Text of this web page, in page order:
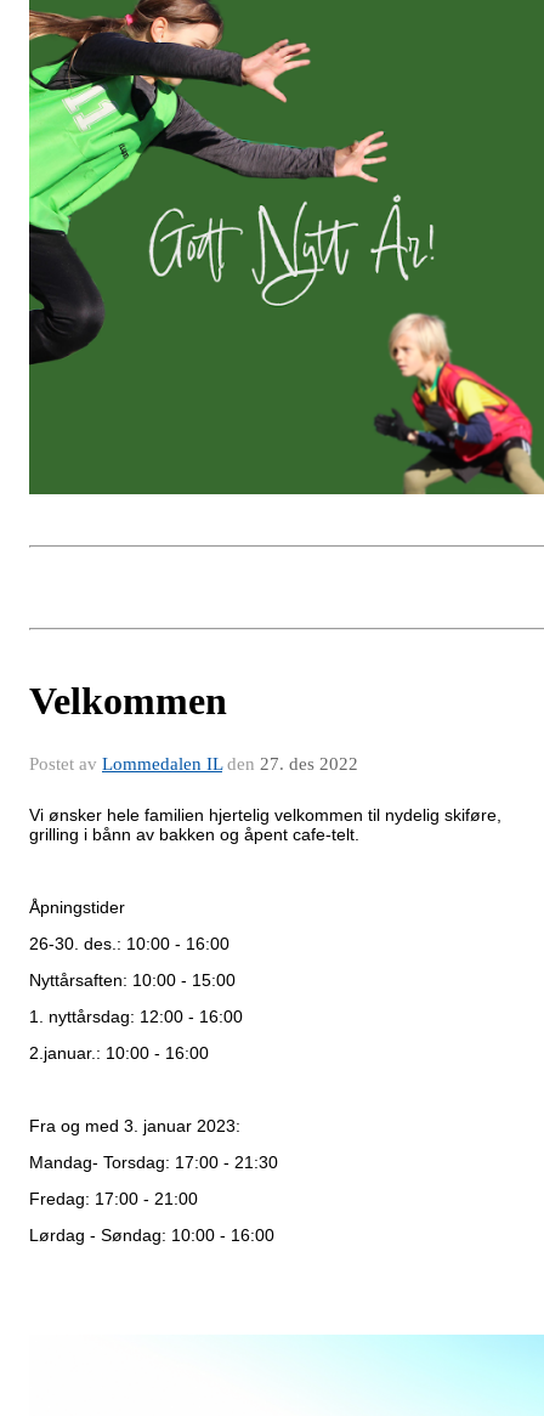
Velkommen
Postet av Lommedalen ILden 27. des 2022
Vi ønsker hele familien hjertelig velkommen til nydelig skiføre,
grilling i bånn av bakken og åpent cafe-telt.
Åpningstider
26-30. des.: 10:00 - 16:00
Nyttårsaften: 10:00 - 15:00
1. nyttårsdag: 12:00 - 16:00
2.januar.: 10:00 - 16:00
Fra og med 3. januar 2023:
Mandag- Torsdag: 17:00 - 21:30
Fredag: 17:00 - 21:00
Lørdag - Søndag: 10:00 - 16:00